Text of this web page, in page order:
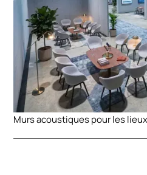
Murs acoustiques pour les